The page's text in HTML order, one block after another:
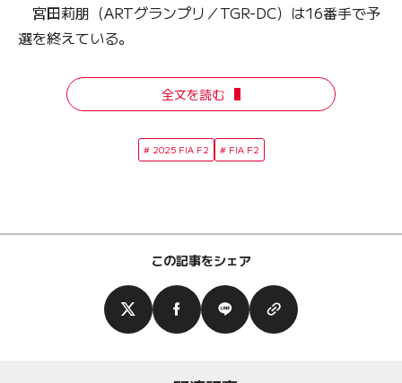
宮田莉朋（ARTグランプリ／TGR-DC）は16番手で予
選を終えている。
全文を読む
2025 FIA F2 FIA F2
この記事をシェア